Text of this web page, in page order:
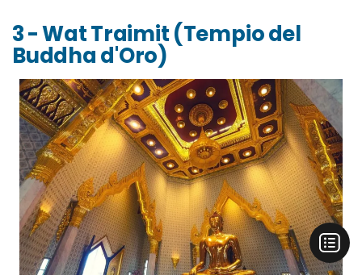
3 - Wat Traimit (Tempio del
Buddha d'Oro)